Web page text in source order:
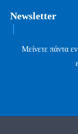
Newsletter
Μείνετε πάντα